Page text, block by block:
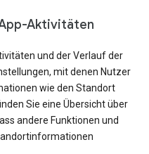
Aktivitäten
und der Verlauf der
mit denen Nutzer
wie den Standort
Sie eine Übersicht über
andere Funktionen und